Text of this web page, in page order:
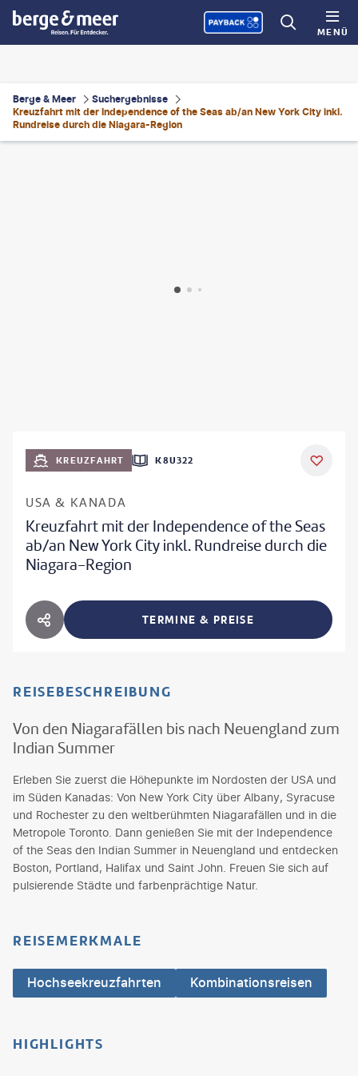
MENÜ
Berge & Meer
Suchergebnisse
Kreuzfahrt mit der Independence of the Seas ab/an New York City inkl.
Rundreise durch die Niagara-Region
KREUZFAHRT K8U322
USA & KANADA
Kreuzfahrt mit der Independence of the Seas
ab/an New York City inkl. Rundreise durch die
Niagara-Region
HOTEL TEILEN TERMINE & PREISE
REISEBESCHREIBUNG
Von den Niagarafällen bis nach Neuengland zum
Indian Summer
Erleben Sie zuerst die Höhepunkte im Nordosten der USA und
im Süden Kanadas: Von New York City über Albany, Syracuse
und Rochester zu den weltberühmten Niagarafällen und in die
Metropole Toronto. Dann genießen Sie mit der Independence
of the Seas den Indian Summer in Neuengland und entdecken
Boston, Portland, Halifax und Saint John. Freuen Sie sich auf
pulsierende Städte und farbenprächtige Natur.
REISEMERKMALE
Hochseekreuzfahrten Kombinationsreisen
HIGHLIGHTS